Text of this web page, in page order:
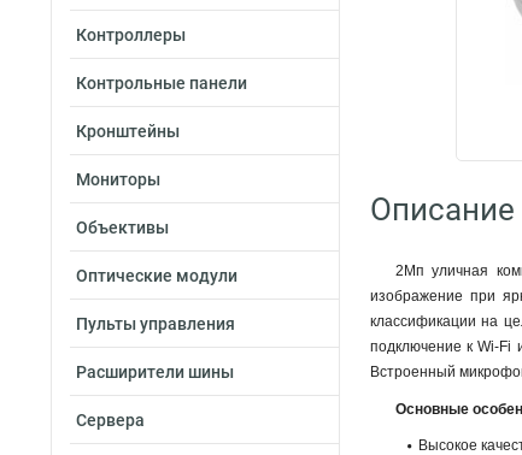
Контроллеры
Контрольные панели
Кронштейны
Мониторы
Объективы
Оптические модули
Пульты управления
Расширители шины
Сервера
Описание
2Мп уличная
изображение при
классификации на
подключение к Wi-Fi
Встроенный
Основные
Высокое